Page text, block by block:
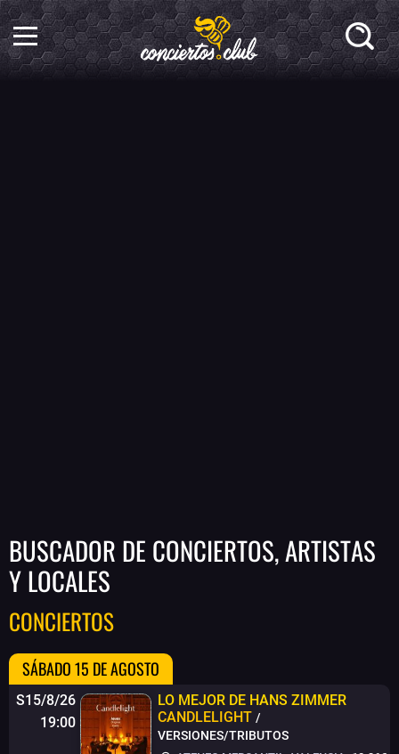
BUSCADOR DE CONCIERTOS, ARTISTAS
Y LOCALES
CONCIERTOS
SÁBADO 15 DE AGOSTO
S15/8/26
19:00
LO MEJOR DE HANS ZIMMER
CANDLELIGHT /
VERSIONES/TRIBUTOS